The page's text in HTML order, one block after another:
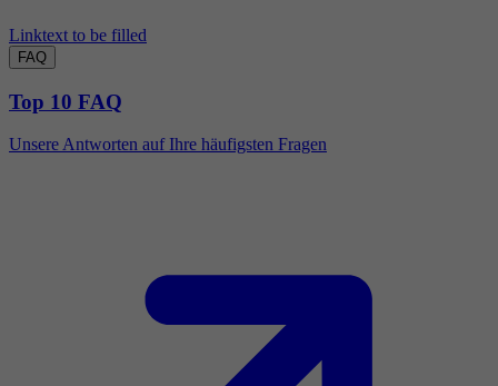
Linktext to be filled
FAQ
Top 10 FAQ
Unsere Antworten auf Ihre häufigsten Fragen